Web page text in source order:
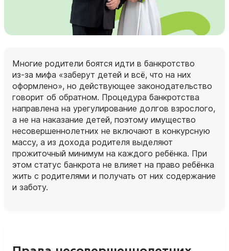
Многие родители боятся идти в банкротство
из‑за мифа «заберут детей и всё, что на них
оформлено», но действующее законодательство
говорит об обратном. Процедура банкротства
направлена на урегулирование долгов взрослого,
а не на наказание детей, поэтому имущество
несовершеннолетних не включают в конкурсную
массу, а из дохода родителя выделяют
прожиточный минимум на каждого ребёнка. При
этом статус банкрота не влияет на право ребёнка
жить с родителями и получать от них содержание
и заботу.